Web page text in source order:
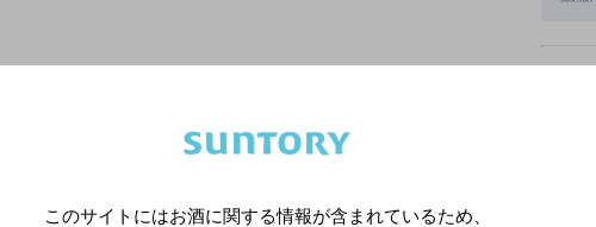
このサイトにはお酒に関する情報が含まれているため、